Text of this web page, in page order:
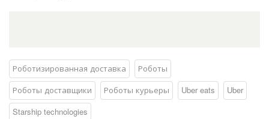
Роботизированная доставка
Роботы
Роботы доставщики
Роботы курьеры Uber eats
Uber
Starship technologies